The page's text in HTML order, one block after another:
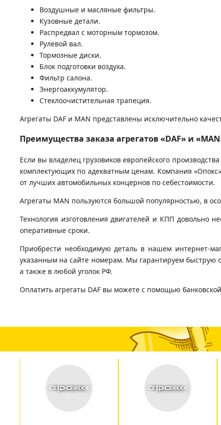
Воздушные и масляные фильтры.
Кузовные детали.
Распредвал с моторным тормозом.
Рулевой вал.
Тормозные диски.
Блок подготовки воздуха.
Фильтр салона.
Энергоаккумулятор.
Стеклоочистительная трапеция.
Агрегаты DAF и MAN представлены исключительно
Преимущества заказа агрегатов «DAF» и
Если вы владелец грузовиков европейского
комплектующих по адекватным ценам. Компания
от лучших автомобильных концернов по себестоимости.
Агрегаты MAN пользуются большой популярностью, в
Технология изготовления двигателей и КПП довольно
оперативные сроки.
Приобрести необходимую деталь в нашем интернет-
указанным на сайте номерам. Мы гарантируем быструю
а также в любой уголок РФ.
Оплатить агрегаты DAF вы можете с помощью